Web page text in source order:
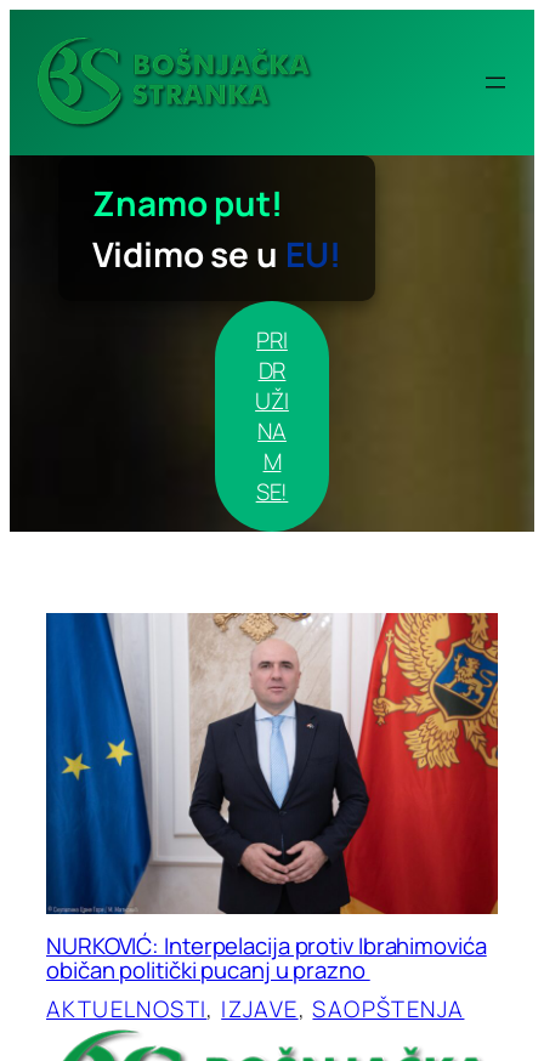
sadržaj
Znamo put!
Vidimo se u EU!
PRI
DR
UŽI
NA
M
SE!
NURKOVIĆ: Interpelacija protiv Ibrahimovića
običan politički pucanj u prazno
AKTUELNOSTI, IZJAVE, SAOPŠTENJA